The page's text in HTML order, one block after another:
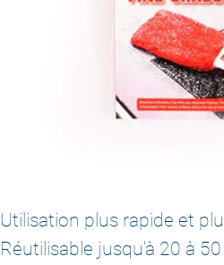
Utilisation plus rapide et
Réutilisable jusqu'à 20 à